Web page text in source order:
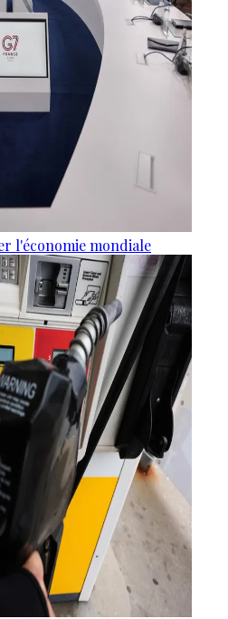
l'économie mondiale